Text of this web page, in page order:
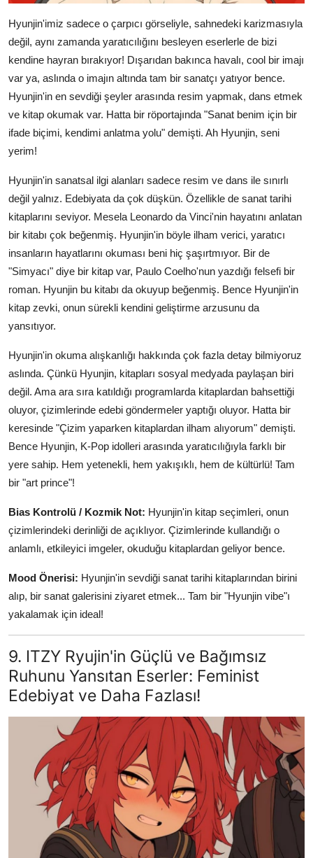
Hyunjin'imiz sadece o çarpıcı görseliyle, sahnedeki karizmasıyla
değil, aynı zamanda yaratıcılığını besleyen eserlerle de bizi
kendine hayran bırakıyor! Dışarıdan bakınca havalı, cool bir imajı
var ya, aslında o imajın altında tam bir sanatçı yatıyor bence.
Hyunjin'in en sevdiği şeyler arasında resim yapmak, dans etmek
ve kitap okumak var. Hatta bir röportajında "Sanat benim için bir
ifade biçimi, kendimi anlatma yolu" demişti. Ah Hyunjin, seni
yerim!
Hyunjin'in sanatsal ilgi alanları sadece resim ve dans ile sınırlı
değil yalnız. Edebiyata da çok düşkün. Özellikle de sanat tarihi
kitaplarını seviyor. Mesela Leonardo da Vinci'nin hayatını anlatan
bir kitabı çok beğenmiş. Hyunjin'in böyle ilham verici, yaratıcı
insanların hayatlarını okuması beni hiç şaşırtmıyor. Bir de
"Simyacı" diye bir kitap var, Paulo Coelho'nun yazdığı felsefi bir
roman. Hyunjin bu kitabı da okuyup beğenmiş. Bence Hyunjin'in
kitap zevki, onun sürekli kendini geliştirme arzusunu da
yansıtıyor.
Hyunjin'in okuma alışkanlığı hakkında çok fazla detay bilmiyoruz
aslında. Çünkü Hyunjin, kitapları sosyal medyada paylaşan biri
değil. Ama ara sıra katıldığı programlarda kitaplardan bahsettiği
oluyor, çizimlerinde edebi göndermeler yaptığı oluyor. Hatta bir
keresinde "Çizim yaparken kitaplardan ilham alıyorum" demişti.
Bence Hyunjin, K-Pop idolleri arasında yaratıcılığıyla farklı bir
yere sahip. Hem yetenekli, hem yakışıklı, hem de kültürlü! Tam
bir "art prince"!
Bias Kontrolü / Kozmik Not: Hyunjin'in kitap seçimleri, onun
çizimlerindeki derinliği de açıklıyor. Çizimlerinde kullandığı o
anlamlı, etkileyici imgeler, okuduğu kitaplardan geliyor bence.
Mood Önerisi: Hyunjin'in sevdiği sanat tarihi kitaplarından birini
alıp, bir sanat galerisini ziyaret etmek... Tam bir "Hyunjin vibe"ı
yakalamak için ideal!
9. ITZY Ryujin'in Güçlü ve Bağımsız
Ruhunu Yansıtan Eserler: Feminist
Edebiyat ve Daha Fazlası!